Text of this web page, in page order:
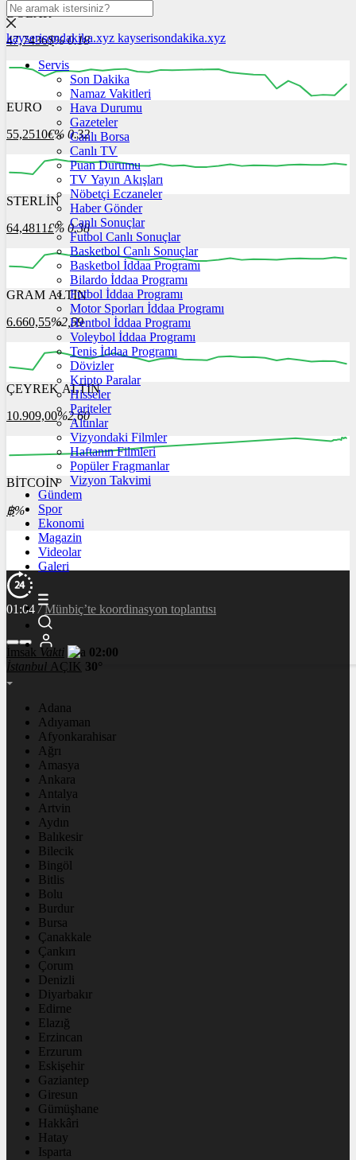
DOLAR
47,7436$% 0.18
12:00 13:00 14:00
EURO
55,2510€% 0.32
12:00 13:00 14:00
STERLİN
64,4811£% 0.38
12:00 13:00 14:00
GRAM ALTIN
6.660,55%2,59
12:00 13:00
ÇEYREK ALTIN
10.909,00%2,60
00:00 00:00 00:00
BİTCOİN
฿%
kayserisondakika.xyz kayserisondakika.xyz
Servis
Son Dakika
Namaz Vakitleri
Hava Durumu
Gazeteler
Canlı Borsa
Canlı TV
Puan Durumu
TV Yayın Akışları
Nöbetçi Eczaneler
Haber Gönder
Canlı Sonuçlar
Futbol Canlı Sonuçlar
Basketbol Canlı Sonuçlar
Basketbol İddaa Programı
Bilardo İddaa Programı
Futbol İddaa Programı
Motor Sporları İddaa Programı
Hentbol İddaa Programı
Voleybol İddaa Programı
Tenis İddaa Programı
Dövizler
Kripto Paralar
Hisseler
Pariteler
Altınlar
Vizyondaki Filmler
Haftanın Filmleri
Popüler Fragmanlar
Vizyon Takvimi
Gündem
Spor
Ekonomi
Magazin
Videolar
Galeri
01:04 / Dünya genç milyarderi konuşuyor
İmsak Vakti
02:00
İstanbul AÇIK 30°
Adana
Adıyaman
Afyonkarahisar
Ağrı
Amasya
Ankara
Antalya
Artvin
Aydın
Balıkesir
Bilecik
Bingöl
Bitlis
Bolu
Burdur
Bursa
Çanakkale
Çankırı
Çorum
Denizli
Diyarbakır
Edirne
Elazığ
Erzincan
Erzurum
Eskişehir
Gaziantep
Giresun
Gümüşhane
Hakkâri
Hatay
Isparta